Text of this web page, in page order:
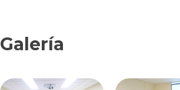
Galería